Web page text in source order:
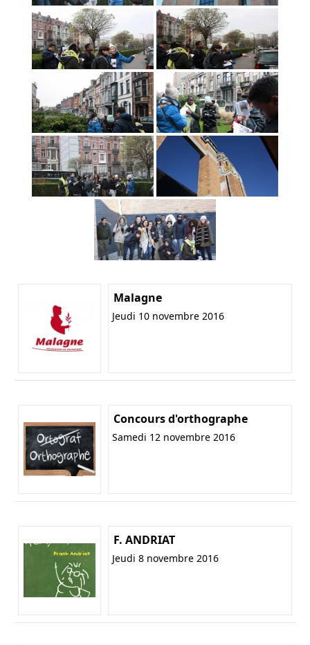
Malagne
Jeudi 10 novembre 2016
Concours d'orthographe
Samedi 12 novembre 2016
F. ANDRIAT
Jeudi 8 novembre 2016